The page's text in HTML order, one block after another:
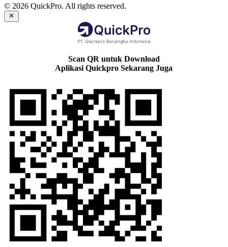
© 2026 QuickPro. All rights reserved.
Scan QR untuk Download
Aplikasi Quickpro Sekarang Juga